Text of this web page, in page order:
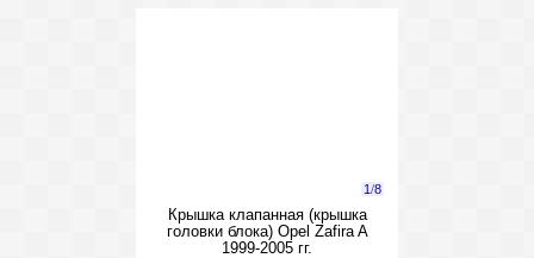
1/8
Крышка клапанная (крышка
головки блока) Opel Zafira A
1999-2005 гг.